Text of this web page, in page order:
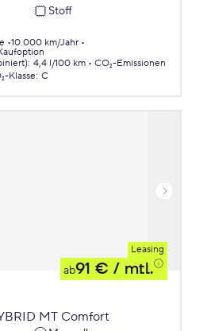
Stoff
10.000 km/Jahr
: 4,4 l/100 km
CO₂-Emissionen
Klasse: C
Leasing
ab91 € / mtl.
MT Comfort